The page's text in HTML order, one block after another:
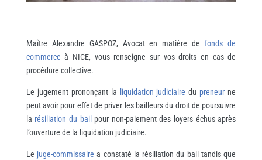
Maître Alexandre GASPOZ, Avocat en matière defonds de
commerce à NICE, vous renseigne sur vos droits en cas de
procédure collective.
Le jugement prononçant la liquidation judiciaire du preneur ne
peut avoir pour effet de priver les bailleurs du droit de poursuivre
la résiliation du bail pour non-paiement des loyers échus après
l’ouverture de la liquidation judiciaire.
Le juge-commissaire a constaté la résiliation du bail tandis que